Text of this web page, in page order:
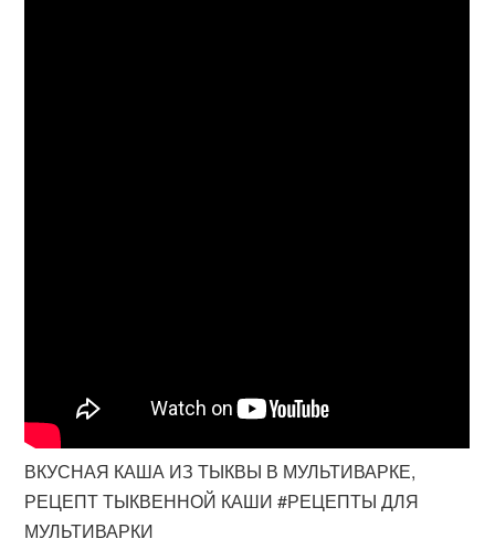
ВКУСНАЯ КАША ИЗ ТЫКВЫ В МУЛЬТИВАРКЕ,
РЕЦЕПТ ТЫКВЕННОЙ КАШИ #РЕЦЕПТЫ ДЛЯ
МУЛЬТИВАРКИ